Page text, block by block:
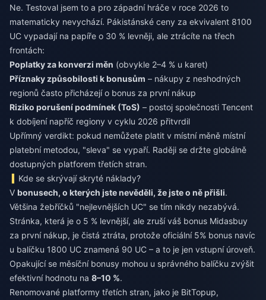
Ne. Testoval jsem to a pro západní hráče v roce 2026 to
matematicky nevychází. Pákistánské ceny za ekvivalent 8100
UC vypadají na papíře o 30 % levněji, ale ztrácíte na třech
frontách:
Poplatky za konverzi měn (obvykle 2–4 % u karet)
Příznaky způsobilosti k bonusům – nákupy z neshodných
regionů často přicházejí o bonus za první nákup
Riziko porušení podmínek (ToS) – postoj společnosti Tencent
k dobíjení napříč regiony v cyklu 2026 přitvrdil
Upřímný verdikt: pokud nemůžete platit v místní měně místní
platební metodou, "sleva" se vypaří. Raději se držte globálně
dostupných platforem třetích stran.
Kde se skrývají skryté náklady?
V bonusech, o kterých jste nevěděli, že jste o ně přišli.
Většina žebříčků "nejlevnějších UC" se tím nikdy nezabývá.
Stránka, která je o 5 % levnější, ale zruší váš bonus Midasbuy
za první nákup, je čistá ztráta, protože oficiální 5% bonus navíc
u balíčku 1800 UC znamená 90 UC – a to je jen vstupní úroveň.
Opakující se měsíční bonusy mohou u správného balíčku zvýšit
efektivní hodnotu na 8–10 %.
Renomované platformy třetích stran, jako je BitTopup,